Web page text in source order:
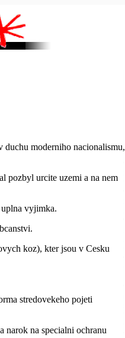
duchu moderniho nacionalismu,
pozbyl urcite uzemi a na nem
uplna vyjimka.
koz), kter jsou v Cesku
stredovekeho pojeti
narok na specialni ochranu